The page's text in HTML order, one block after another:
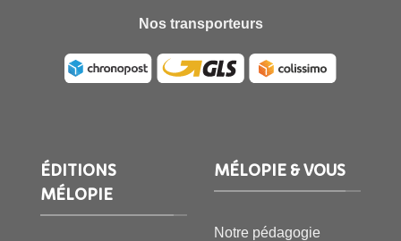
Nos transporteurs
ÉDITIONS
MÉLOPIE
MÉLOPIE & VOUS
Notre pédagogie